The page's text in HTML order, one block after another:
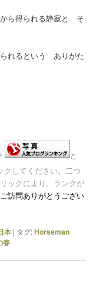
ら得られる静寂と そ
れるという ありがた
と
クしてください。二つ
ックにより、ランクが
ご訪問ありがとうござい
本 | タグ:Horseman
春